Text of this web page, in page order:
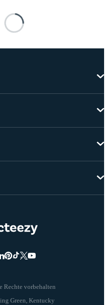
vorbehalten